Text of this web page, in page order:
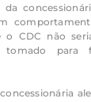
da
CDC não
tomado para